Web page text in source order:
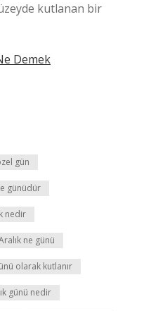
kutlanan bir
Demek
gün
günüdür
nedir
ne günü
olarak kutlanır
günü nedir